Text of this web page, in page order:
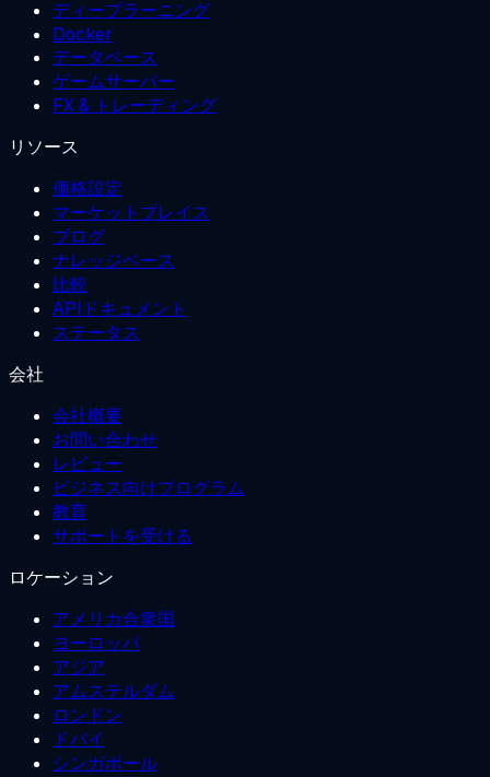
ディープラーニング
Docker
データベース
ゲームサーバー
FX & トレーディング
リソース
価格設定
マーケットプレイス
ブログ
ナレッジベース
比較
APIドキュメント
ステータス
会社
会社概要
お問い合わせ
レビュー
ビジネス向けプログラム
教育
サポートを受ける
ロケーション
アメリカ合衆国
ヨーロッパ
アジア
アムステルダム
ロンドン
ドバイ
シンガポール